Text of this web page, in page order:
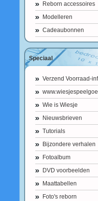
Reborn accessoires
Modelleren
Cadeaubonnen
Speciaal
Verzend Voorraad-
Wie is Wiesje
Nieuwsbrieven
Tutorials
Bijzondere verhalen
Fotoalbum
DVD voorbeelden
Maattabellen
Foto's reborn